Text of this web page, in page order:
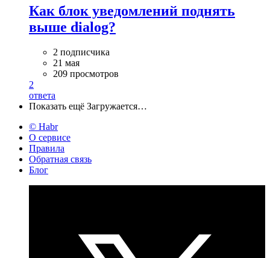
Как блок уведомлений поднять
выше dialog?
2 подписчика
21 мая
209 просмотров
2
ответа
Показать ещё Загружается…
© Habr
О сервисе
Правила
Обратная связь
Блог